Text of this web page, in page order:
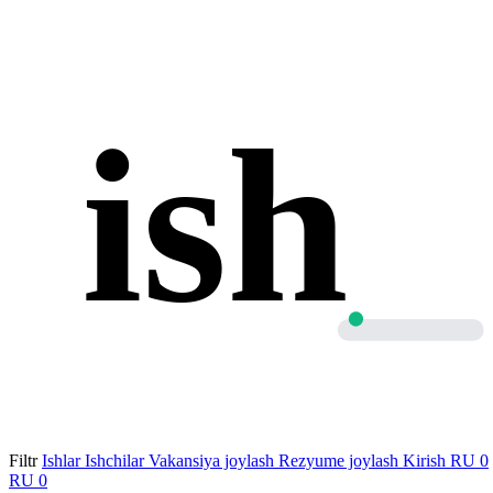
ish
Filtr Ishlar Ishchilar Vakansiya joylash Rezyume joylash Kirish RU 0
RU 0